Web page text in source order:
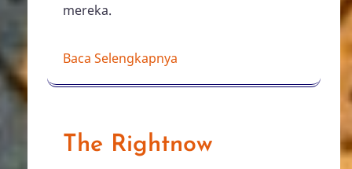
mereka.
Baca Selengkapnya
The Rightnow